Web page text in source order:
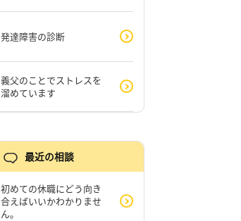
発達障害の診断
義父のことでストレスを
溜めています
最近の相談
初めての休職にどう向き
合えばいいかわかりませ
ん。